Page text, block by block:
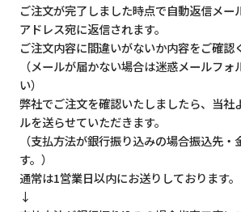
ご注文が完了しました時点で自動返信メー
アドレス宛に返信されます。
ご注文内容に間違いがないか内容をご確認
（メールが届かない場合は迷惑メールフ
い）
弊社でご注文を確認いたしましたら、当社
ルを送らせていただきます。
（支払方法が銀行振り込みの場合振込先
す。）
通常は1営業日以内にお送りしております。
↓